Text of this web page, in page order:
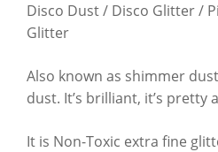
Disco Dust / Disco Glitter /
Glitter
Also known as shimmer
dust. It’s brilliant, it’s pretty
It is Non-Toxic extra fine